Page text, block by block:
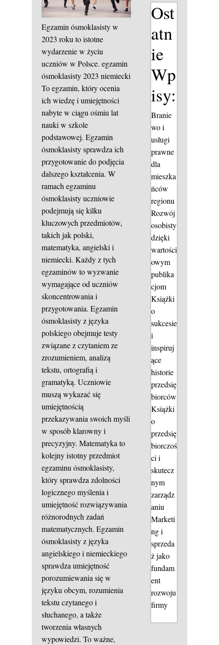
Egzamin ósmoklasisty w
2023 roku to istotne
wydarzenie w życiu
uczniów w Polsce. egzamin
ósmoklasisty 2023 niemiecki
To egzamin, który ocenia
ich wiedzę i umiejętności
nabyte w ciągu ośmiu lat
nauki w szkole
podstawowej. Egzamin
ósmoklasisty sprawdza ich
przygotowanie do podjęcia
dalszego kształcenia. W
ramach egzaminu
ósmoklasisty uczniowie
podejmują się kilku
kluczowych przedmiotów,
takich jak polski,
matematyka, angielski i
niemiecki. Każdy z tych
egzaminów to wyzwanie
wymagające od uczniów
skoncentrowania i
przygotowania. Egzamin
ósmoklasisty z języka
polskiego obejmuje testy
związane z czytaniem ze
zrozumieniem, analizą
tekstu, ortografią i
gramatyką. Uczniowie
muszą wykazać się
umiejętnością
przekazywania swoich myśli
w sposób klarowny i
precyzyjny. Matematyka to
kolejny istotny przedmiot
egzaminu ósmoklasisty,
który sprawdza zdolności
logicznego myślenia i
umiejętność rozwiązywania
różnorodnych zadań
matematycznych. Egzamin
ósmoklasisty z języka
angielskiego i niemieckiego
sprawdza umiejętność
porozumiewania się w
języku obcym, rozumienia
tekstu czytanego i
słuchanego, a także
tworzenia własnych
wypowiedzi. To ważne,
Ost
atn
ie
Wp
isy:
Branie
wo i
usługi
prawne
dla
mieszka
ńców
regionu
Rozwój
osobisty
dzięki
wartości
owym
publika
cjom
Książki
o
sukcesie
i
inspiruj
ące
historie
przedsię
biorców
Książki
o
przedsię
biorczoś
ci i
skutecz
nym
zarządz
aniu
Marketi
ng i
sprzeda
ż jako
fundam
ent
rozwoju
firmy